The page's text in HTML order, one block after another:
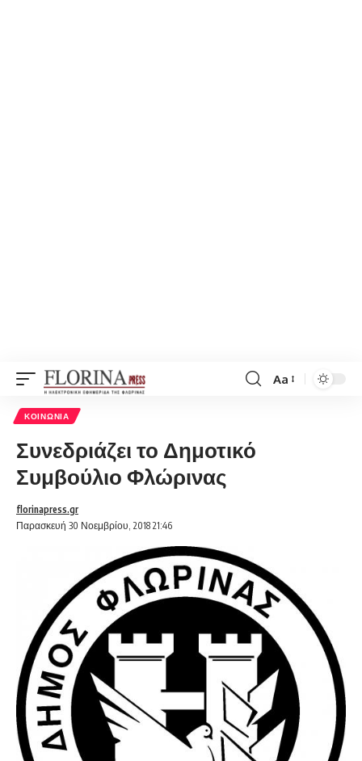
Font
Aa
ΚΟΙΝΩΝΊΑ
Συνεδριάζει το Δημοτικό
Συμβούλιο Φλώρινας
Παρασκευή 30 Νοεμβρίου, 2018 21:46
florinapress.gr